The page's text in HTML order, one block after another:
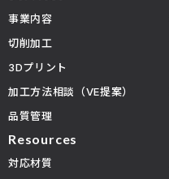
事業内容
切削加工
3Dプリント
加工方法相談（VE提案）
品質管理
Resources
対応材質